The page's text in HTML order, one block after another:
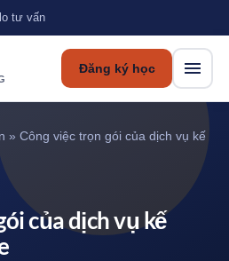
tư vấn
Đăng ký học
» Công việc trọn gói của dịch vụ kế
của dịch vụ kế